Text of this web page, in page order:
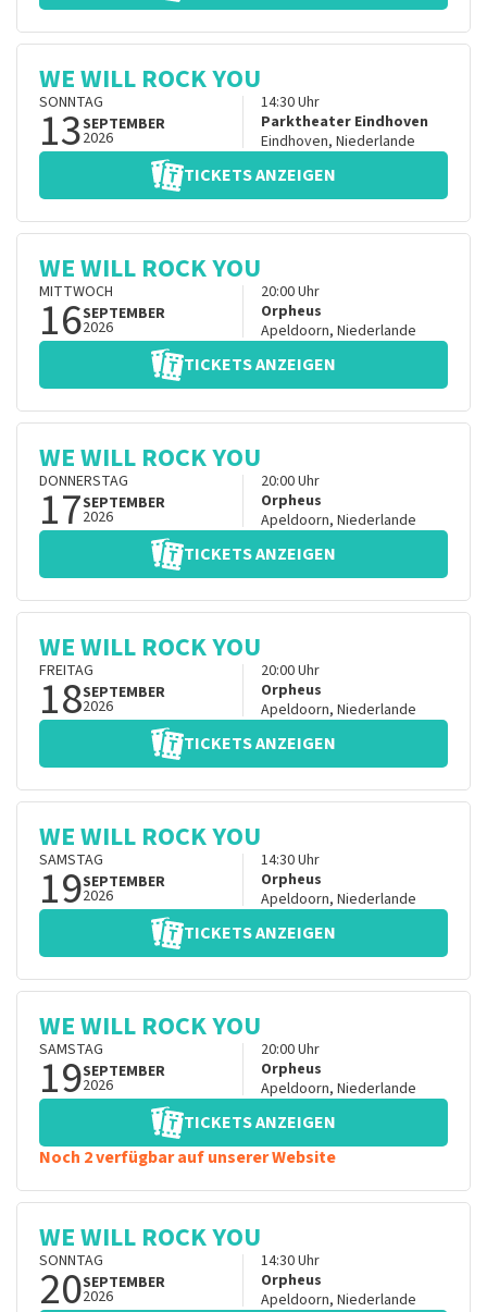
WE WILL ROCK YOU
SONNTAG
13SEPTEMBER
2026
14:30Uhr
Parktheater Eindhoven
Eindhoven, Niederlande
TICKETS ANZEIGEN
WE WILL ROCK YOU
MITTWOCH
16SEPTEMBER
2026
20:00Uhr
Orpheus
Apeldoorn, Niederlande
TICKETS ANZEIGEN
WE WILL ROCK YOU
DONNERSTAG
17SEPTEMBER
2026
20:00Uhr
Orpheus
Apeldoorn, Niederlande
TICKETS ANZEIGEN
WE WILL ROCK YOU
FREITAG
18SEPTEMBER
2026
20:00Uhr
Orpheus
Apeldoorn, Niederlande
TICKETS ANZEIGEN
WE WILL ROCK YOU
SAMSTAG
19SEPTEMBER
2026
14:30Uhr
Orpheus
Apeldoorn, Niederlande
TICKETS ANZEIGEN
WE WILL ROCK YOU
SAMSTAG
19SEPTEMBER
2026
20:00Uhr
Orpheus
Apeldoorn, Niederlande
TICKETS ANZEIGEN
Noch 2 verfügbar auf unserer Website
WE WILL ROCK YOU
SONNTAG
20SEPTEMBER
2026
14:30Uhr
Orpheus
Apeldoorn, Niederlande